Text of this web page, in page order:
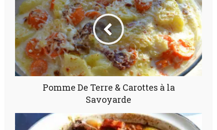
Pomme De Terre & Carottes à la
Savoyarde